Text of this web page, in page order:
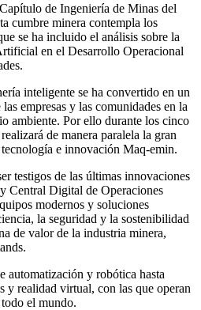
de Ingeniería de Minas del
cumbre minera contempla los
se ha incluido el análisis sobre la
en el Desarrollo Operacional
inteligente se ha convertido en un
empresas y las comunidades en la
ambiente. Por ello durante los cinco
de manera paralela la gran
e innovación Maq-emin.
testigos de las últimas innovaciones
Central Digital de Operaciones
modernos y soluciones
la seguridad y la sostenibilidad
de valor de la industria minera,
automatización y robótica hasta
y realidad virtual, con las que operan
el mundo.